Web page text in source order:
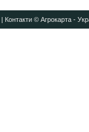
| Контакти© Агрокарта -